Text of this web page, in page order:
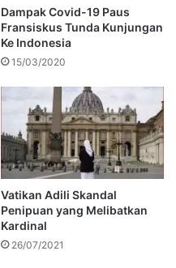
Dampak Covid-19 Paus
Fransiskus Tunda Kunjungan
Ke Indonesia
15/03/2020
Vatikan Adili Skandal
Penipuan yang Melibatkan
Kardinal
26/07/2021